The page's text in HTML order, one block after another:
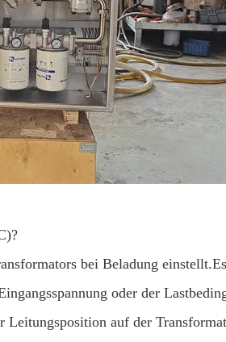
bei Beladung
oder der
Leitungsposition auf der